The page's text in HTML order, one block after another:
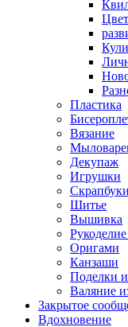
Пластика
Вязание
Декупаж
Игрушки
Шитье
Вышивка
Оригами
Канзаши
Поделки
Валяние
Закрытое
Вдохновение